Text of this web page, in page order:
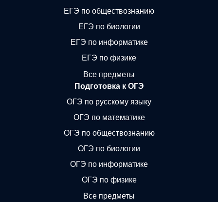
ЕГЭ по обществознанию
ЕГЭ по биологии
ЕГЭ по информатике
ЕГЭ по физике
Все предметы
Подготовка к ОГЭ
ОГЭ по русскому языку
ОГЭ по математике
ОГЭ по обществознанию
ОГЭ по биологии
ОГЭ по информатике
ОГЭ по физике
Все предметы